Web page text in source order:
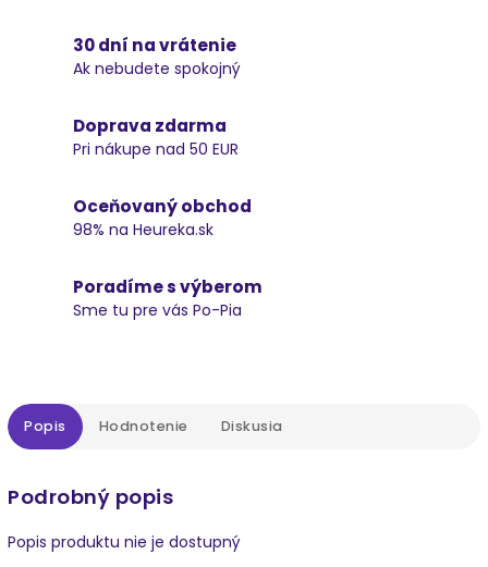
30 dní na vrátenie
Ak nebudete spokojný
Doprava zdarma
Pri nákupe nad 50 EUR
Oceňovaný obchod
98% na Heureka.sk
Poradíme s výberom
Sme tu pre vás Po-Pia
Popis Hodnotenie Diskusia
Podrobný popis
Popis produktu nie je dostupný